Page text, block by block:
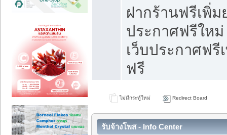
ฝากร้านฟรีเพิ่ม
ประกาศฟรีให
เว็บประกาศฟรี
ฟรี
ไม่มีกระทู้ใหม่ Redirect Board
รับจ้างโพส - Info Center